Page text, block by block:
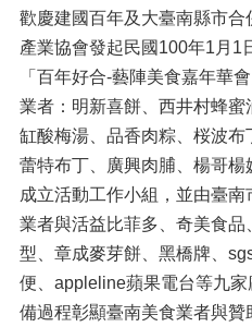
歡慶建國百年及大臺南縣市
產業協會發起民國100年1月1
「百年好合-藝陣美食嘉年華
業者：明新喜餅、西井村蜂
缸酸梅湯、品香肉粽、桜波
蕾特布丁、廣興肉脯、楊哥
成立活動工作小組，並由臺
業者與活益比菲多、奇美食
型、章成麥芽餅、黑橋牌、
便、appleline蘋果電台等九
備過程彰顯臺南美食業者與